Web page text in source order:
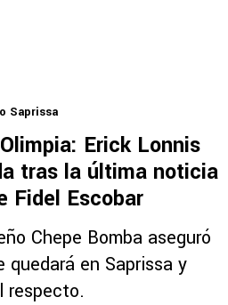
Saprissa
Erick Lonnis
tras la última noticia
Fidel Escobar
Chepe Bomba aseguró
quedará en Saprissa y
respecto.